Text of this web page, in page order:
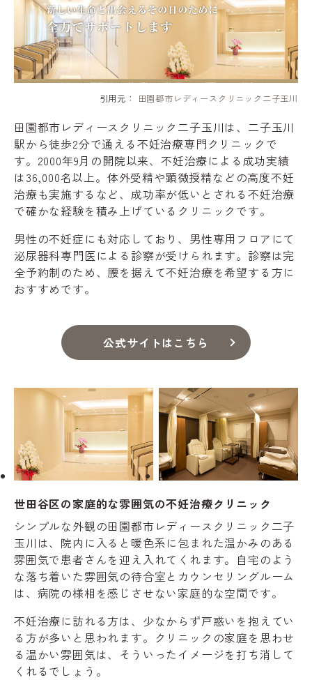
引用元： 田園都市レディースクリニック二子玉川
田園都市レディースクリニック二子玉川は、二子玉川
駅から徒歩2分で通える不妊治療専門クリニックで
す。2000年9月の開院以来、不妊治療による成功実績
は36,000名以上。体外受精や顕微授精などの高度不妊
治療も実施するなど、成功率が低いとされる不妊治療
で確かな経験を積み上げているクリニックです。
男性の不妊症にも対応しており、男性専用フロアにて
泌尿器科専門医による診察が受けられます。診察は完
全予約制のため、腰を据えて不妊治療を希望する方に
おすすめです。
公式サイトはこちら
世田谷区の家庭的な雰囲気の不妊治療クリニック
シンプルな外観の田園都市レディースクリニック二子
玉川は、院内に入ると暖色系に包まれた温かみのある
雰囲気で患者さんを迎え入れてくれます。自宅のよう
な落ち着いた雰囲気の待合室とカウンセリングルーム
は、病院の様相を感じさせない家庭的な空間です。
不妊治療に訪れる方は、少なからず戸惑いを抱えてい
る方が多いと思われます。クリニックの家庭を思わせ
る温かい雰囲気は、そういったイメージを打ち消して
くれるでしょう。